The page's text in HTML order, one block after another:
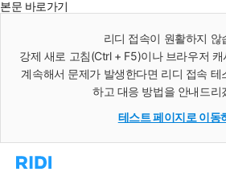
본문 바로가기
리디 접속이 원활하지 않
강제 새로 고침(Ctrl + F5)이나 브라우저
계속해서 문제가 발생한다면 리디 접속
하고 대응 방법을 안내드리
테스트 페이지로 이동
리